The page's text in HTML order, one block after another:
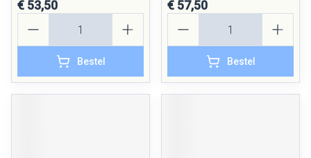
€ 53,50
Bestel
€ 57,50
Bestel